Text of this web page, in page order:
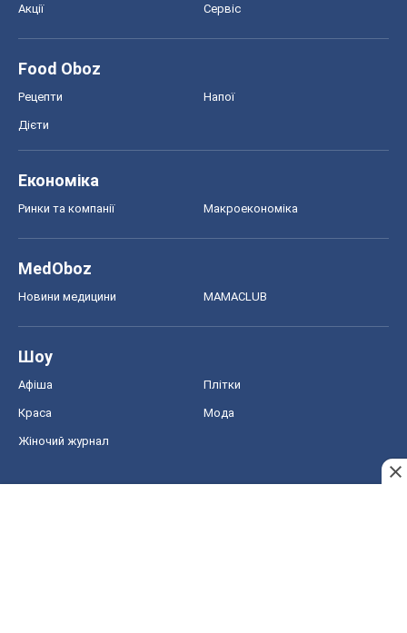
Акції Сервіс
Food Oboz
Рецепти Напої
Дієти
Економіка
Ринки та компанії Макроекономіка
MedOboz
Новини медицини MAMACLUB
Шоу
Афіша Плітки
Краса Мода
Жіночий журнал